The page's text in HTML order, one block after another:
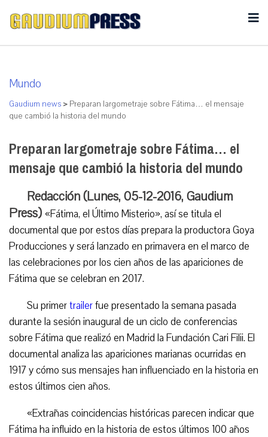
Mundo
Gaudium news > Preparan largometraje sobre Fátima… el mensaje
que cambió la historia del mundo
Preparan largometraje sobre Fátima… el
mensaje que cambió la historia del mundo
Redacción (Lunes, 05-12-2016, Gaudium
Press) «Fátima, el Último Misterio», así se titula el
documental que por estos días prepara la productora Goya
Producciones y será lanzado en primavera en el marco de
las celebraciones por los cien años de las apariciones de
Fátima que se celebran en 2017.
Su primertrailerfue presentado la semana pasada
durante la sesión inaugural de un ciclo de conferencias
sobre Fátima que realizó en Madrid la Fundación Cari Filii. El
documental analiza las apariciones marianas ocurridas en
1917 y cómo sus mensajes han influenciado en la historia en
estos últimos cien años.
«Extrañas coincidencias históricas parecen indicar que
Fátima ha influido en la historia de estos últimos 100 años